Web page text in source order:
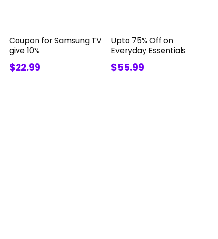
Coupon for Samsung TV
give 10%
$22.99
Upto 75% Off on
Everyday Essentials
$55.99